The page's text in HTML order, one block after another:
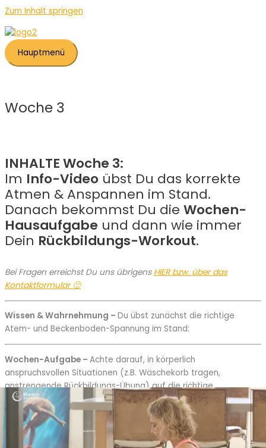
Zum Inhalt springen
Hauptmenü
Woche 3
INHALTE Woche 3:
Im Info-Video übst Du das korrekte
Atmen & Anspannen im Stand.
Danach bekommst Du die Wochen-
Hausaufgabe und dann wie immer
Dein Rückbildungs-Workout.
Bei Fragen erreichst Du uns übrigens HIER bzw. über das
Kontaktformular 🙂
Wissen & Wahrnehmung – Du übst zunächst die richtige
Atem- und Beckenboden-Spannung im Stand:
Wochen-Aufgabe – Achte darauf, in körperlich
anspruchsvollen Situationen (z.B. Wäschekorb tragen,
anstrengende Rückbildungs-Übung) auf die richtige
Beckenbodenspannung und die richtige Atmung: